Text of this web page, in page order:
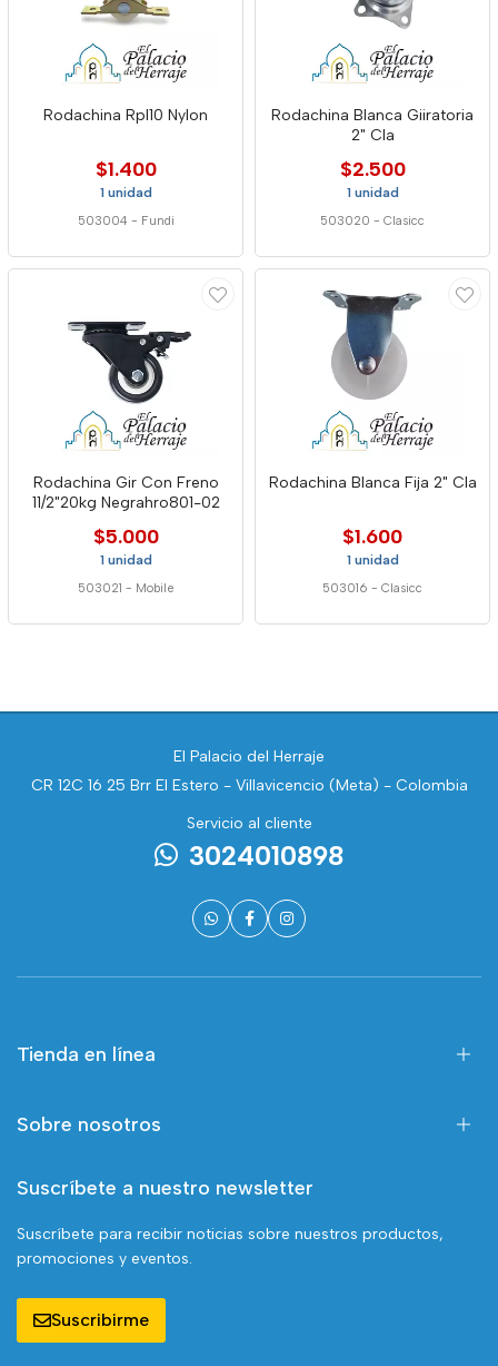
Rodachina Rpl10 Nylon
$1.400
1 unidad
503004 - Fundi
Rodachina Blanca Giiratoria
2" Cla
$2.500
1 unidad
503020 - Clasicc
Rodachina Gir Con Freno
11/2"20kg Negrahro801-02
$5.000
1 unidad
503021 - Mobile
Rodachina Blanca Fija 2" Cla
$1.600
1 unidad
503016 - Clasicc
El Palacio del Herraje
CR 12C 16 25 Brr El Estero - Villavicencio (Meta) - Colombia
Servicio al cliente
3024010898
Tienda en línea
Sobre nosotros
Suscríbete a nuestro newsletter
Suscríbete para recibir noticias sobre nuestros productos,
promociones y eventos.
Suscribirme